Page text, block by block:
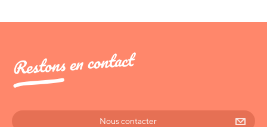
Restons en contact
Nous contacter